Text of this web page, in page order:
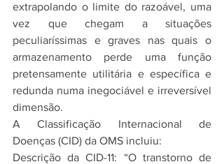
extrapolando o limite do razoável, uma
vez que chegam a situações
peculiaríssimas e graves nas quais o
armazenamento perde uma função
pretensamente utilitária e específica e
redunda numa inegociável e irreversível
dimensão.
A Classificação Internacional de
Doenças (CID) da OMS incluiu:
Descrição da CID-11: “O transtorno de